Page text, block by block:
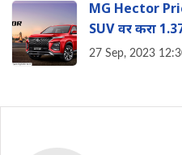
MG Hector
SUV वर करा
डिटेल्स
27 Sep, 2023